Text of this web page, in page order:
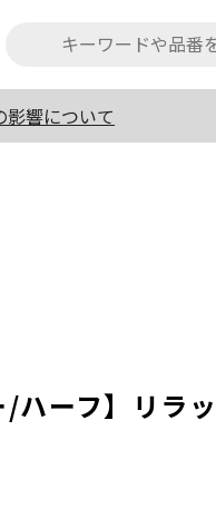
響について
/ハーフ】リラ